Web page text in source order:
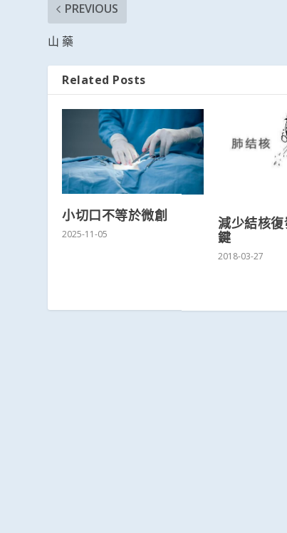
PREVIOUS
山 藥
Related Posts
小切口不等於微創
2025-11-05
減少結核
鍵
2018-03-27
1 2 3 4 5 6